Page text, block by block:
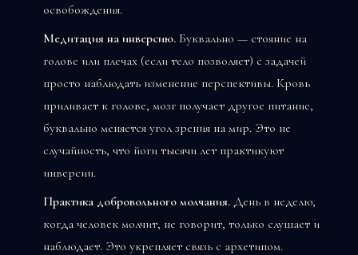
освобождения.
Медитация на инверсию. Буквально — стояние на
голове или плечах (если тело позволяет) с задачей
просто наблюдать изменение перспективы. Кровь
приливает к голове, мозг получает другое питание,
буквально меняется угол зрения на мир. Это не
случайность, что йоги тысячи лет практикуют
инверсии.
Практика добровольного молчания. День в неделю,
когда человек молчит, не говорит, только слушает и
наблюдает. Это укрепляет связь с архетипом.